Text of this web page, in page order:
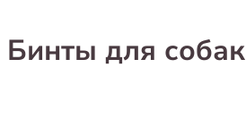
Бинты для собак